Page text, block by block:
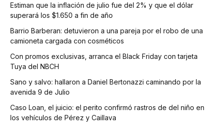
Estiman que la inflación de julio fue del 2% y que el dólar
superará los $1.650 a fin de año
Barrio Barberan: detuvieron a una pareja por el robo de una
camioneta cargada con cosméticos
Con promos exclusivas, arranca el Black Friday con tarjeta
Tuya del NBCH
Sano y salvo: hallaron a Daniel Bertonazzi caminando por la
avenida 9 de Julio
Caso Loan, el juicio: el perito confirmó rastros de del niño en
los vehículos de Pérez y Caillava